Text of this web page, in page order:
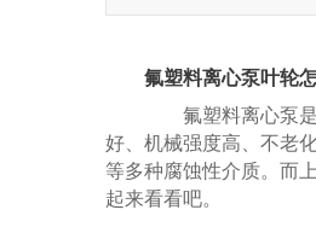
氟塑料离心泵叶轮
氟塑料离心泵是
好、机械强度高、不老
等多种腐蚀性介质。而
起来看看吧。